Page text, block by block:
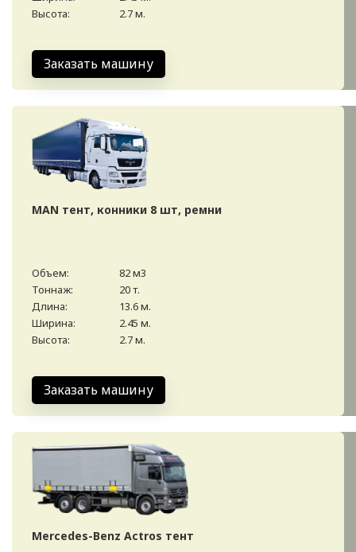
Высота:
2.7 м.
Заказать машину
MAN тент, конники 8 шт, ремни
Объем:
82 м3
Тоннаж:
20 т.
Длина:
13.6 м.
Ширина:
2.45 м.
Высота:
2.7 м.
Заказать машину
Mercedes-Benz Actros тент